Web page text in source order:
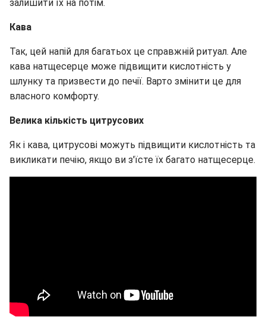
залишити їх на потім.
Кава
Так, цей напій для багатьох це справжній ритуал. Але
кава натщесерце може підвищити кислотність у
шлунку та призвести до печії. Варто змінити це для
власного комфорту.
Велика кількість цитрусових
Як і кава, цитрусові можуть підвищити кислотність та
викликати печію, якщо ви з'їсте їх багато натщесерце.